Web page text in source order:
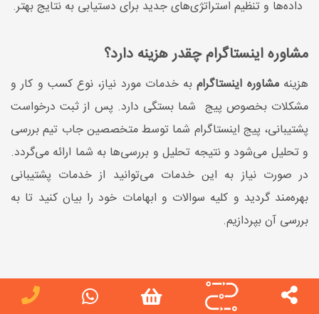
داده‌ها و تنظیم استراتژی‌های جدید برای دستیابی به نتایج بهتر.
مشاوره اینستاگرام چقدر هزینه دارد؟
هزینهمشاوره اینستاگرامبه خدمات مورد نیاز، نوع کسب و کار و
مشکلات بخصوص پیج شما بستگی دارد. پس از ثبت درخواست
پشتیبانی، پیج اینستاگرام شما توسط متخصصین جاب تیم بررسی
و تحلیل می‌شود و نتیجه تحلیل و بررسی‌ها به شما ارائه می‌گردد.
در صورت نیاز به این خدمات می‌توانید از خدمات پشتیبانی
بهره‌مند گردید و کلیه سوالات و ابهامات خود را بیان کنید تا به
بررسی آن بپردازیم.